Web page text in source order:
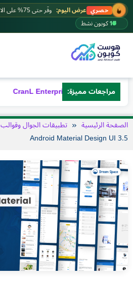
تخطى
إلى
حصري عرض اليوم: وفّر حتى 75% على الاستضافة المميّزة — لفترة محدودة.
17كوبون نشط
مراجعات مميزة:
خطة CranL Enterprise
الصفحة الرئيسية تطبيقات الجوال وقوالب iOS وأندرويد
Android Material Design UI 3.5